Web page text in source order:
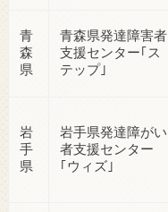
青
森
県
青森県発達障害者
支援センター｢ス
テップ｣
岩
手
県
岩手県発達障がい
者支援センター
｢ウィズ｣